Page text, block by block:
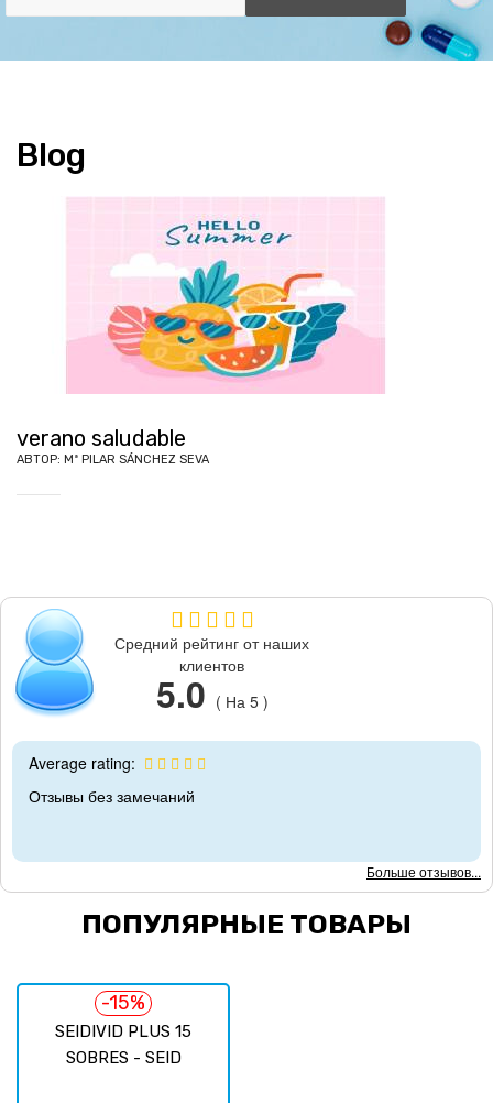
Blog
verano saludable
АВТОР: Mª PILAR SÁNCHEZ SEVA
Средний рейтинг от наших
клиентов
5.0 ( На 5 )
Average rating:
Отзывы без замечаний
Больше отзывов...
ПОПУЛЯРНЫЕ ТОВАРЫ
SEIDIVID PLUS 15
SOBRES - SEID
-15%